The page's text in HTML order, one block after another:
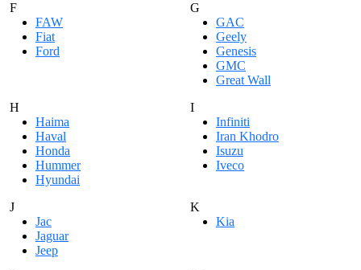
F
FAW
Fiat
Ford
G
GAC
Geely
Genesis
GMC
Great Wall
H
Haima
Haval
Honda
Hummer
Hyundai
I
Infiniti
Iran Khodro
Isuzu
Iveco
J
Jac
Jaguar
Jeep
K
Kia